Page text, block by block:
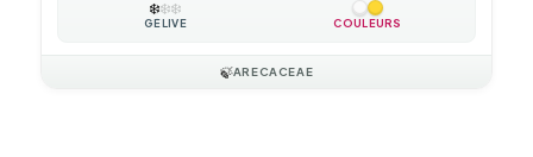
❄️❄️❄️
GÉLIVE COULEURS
🍃ARECACEAE